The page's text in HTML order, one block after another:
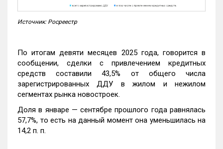
Источник: Росреестр
По итогам девяти месяцев 2025 года, говорится в
сообщении, сделки с привлечением кредитных
средств составили 43,5% от общего числа
зарегистрированных ДДУ в жилом и нежилом
сегментах рынка новостроек.
Доля в январе — сентябре прошлого года равнялась
57,7%, то есть на данный момент она уменьшилась на
14,2 п. п.